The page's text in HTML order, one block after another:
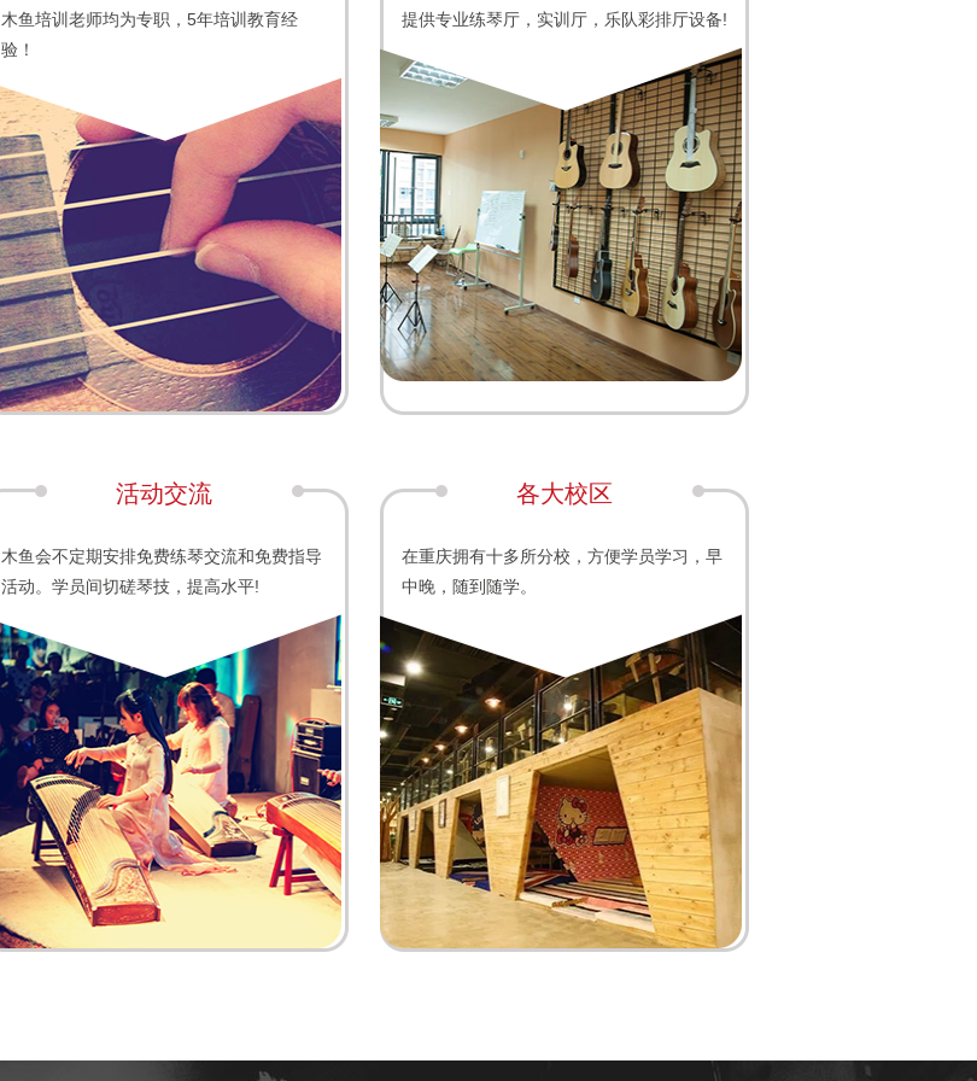
木鱼培训老师均为专职，5年培训教育经
验！
提供专业练琴厅，实训厅，乐队彩排厅设备!
活动交流
木鱼会不定期安排免费练琴交流和免费指导
活动。学员间切磋琴技，提高水平!
各大校区
在重庆拥有十多所分校，方便学员学习，早
中晚，随到随学。